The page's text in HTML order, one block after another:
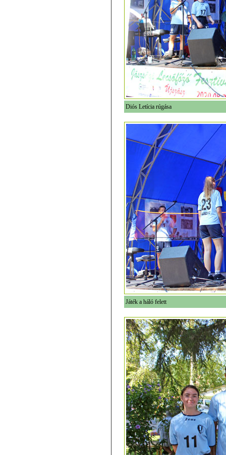
Diós Letícia rúgása
Játék a háló felett